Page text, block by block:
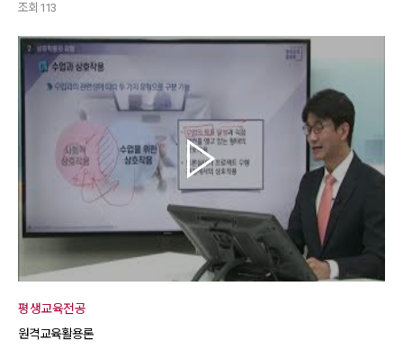
조회 113
평생교육전공
원격교육활용론